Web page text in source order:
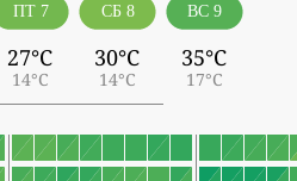
ПТ 7
27°C
14°C
СБ 8
30°C
14°C
ВС 9
35°C
17°C